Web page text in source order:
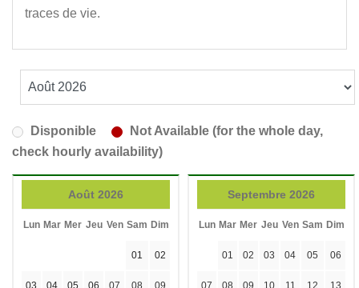
traces de vie.
Disponible
Not Available (for the whole day,
check hourly availability)
Août 2026
Lun Mar Mer Jeu Ven Sam Dim
01 02
03 04 05 06 07 08 09
Septembre 2026
Lun Mar Mer Jeu Ven Sam Dim
01 02 03 04 05 06
07 08 09 10 11 12 13